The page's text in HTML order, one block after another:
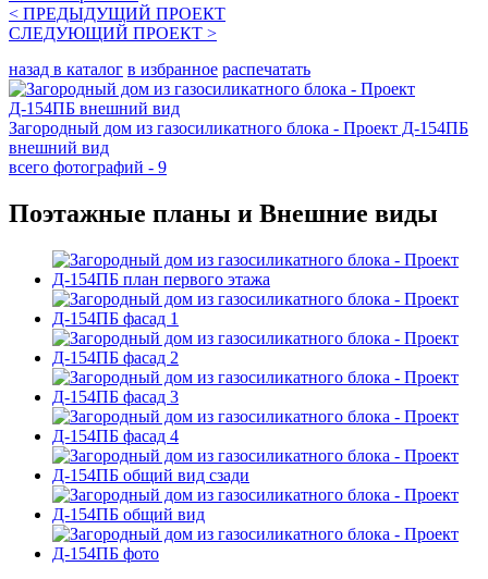
< ПРЕДЫДУЩИЙ ПРОЕКТ
СЛЕДУЮЩИЙ ПРОЕКТ >
назад в каталог в избранное распечатать
Загородный дом из газосиликатного блока - Проект Д-154ПБ
внешний вид
всего фотографий - 9
Поэтажные планы и Внешние виды